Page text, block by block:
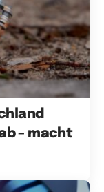
– macht